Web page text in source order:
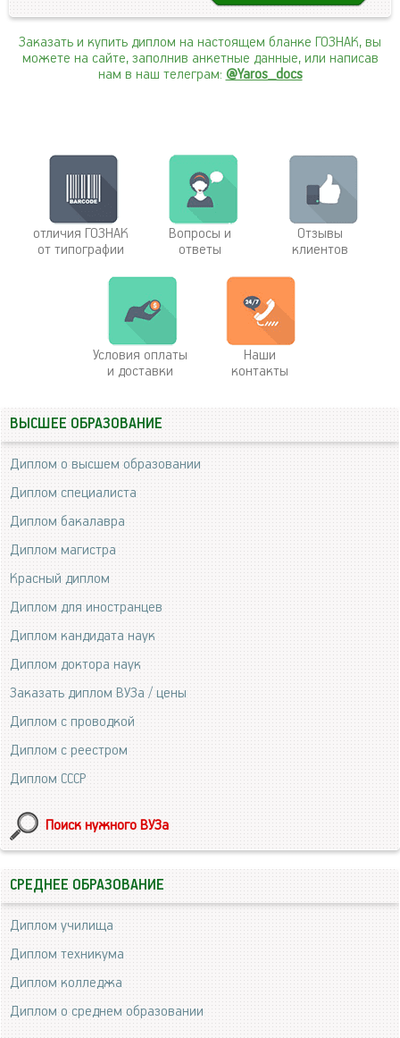
Заказать и купить диплом на настоящем бланке ГОЗНАК, вы
можете на сайте, заполнив анкетные данные, или написав
нам в наш телеграм: @Yaros_docs
отличия ГОЗНАК
от типографии
Вопросы и
ответы
Отзывы
клиентов
Условия оплаты
и доставки
Наши
контакты
ВЫСШЕЕ ОБРАЗОВАНИЕ
Диплом о высшем образовании
Диплом специалиста
Диплом бакалавра
Диплом магистра
Красный диплом
Диплом для иностранцев
Диплом кандидата наук
Диплом доктора наук
Заказать диплом ВУЗа / цены
Диплом с проводкой
Диплом с реестром
Диплом СССР
Поиск нужного ВУЗа
СРЕДНЕЕ ОБРАЗОВАНИЕ
Диплом училища
Диплом техникума
Диплом колледжа
Диплом о среднем образовании